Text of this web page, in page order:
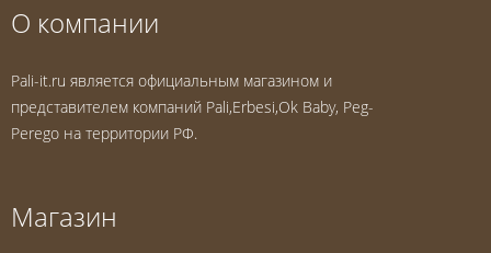
О компании
Pali-it.ru является официальным магазином и
представителем компаний Pali,Erbesi,Ok Baby, Peg-
Perego на территории РФ.
Магазин